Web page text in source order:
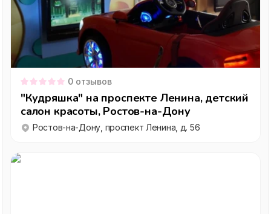
0 отзывов
"Кудряшка" на проспекте Ленина, детский
салон красоты, Ростов-на-Дону
Ростов-на-Дону, проспект Ленина, д. 56